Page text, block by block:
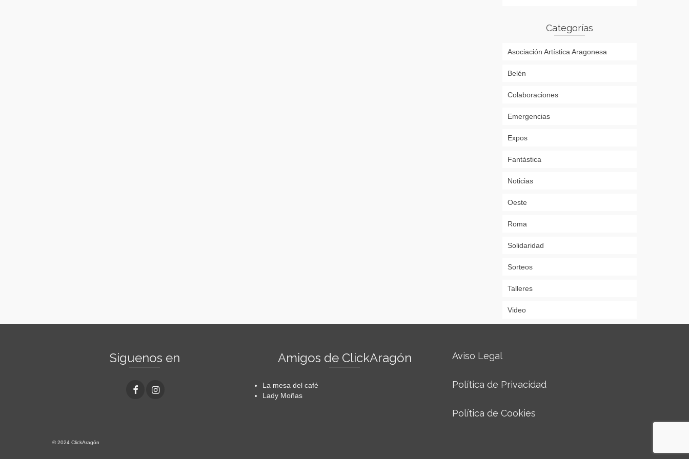
Categorías
Asociación Artística Aragonesa
Belén
Colaboraciones
Emergencias
Expos
Fantástica
Noticias
Oeste
Roma
Solidaridad
Sorteos
Talleres
Video
Siguenos en Amigos de ClickAragón
La mesa del café
Lady Moñas
Aviso Legal
Política de Privacidad
Política de Cookies
© 2024 ClickAragón